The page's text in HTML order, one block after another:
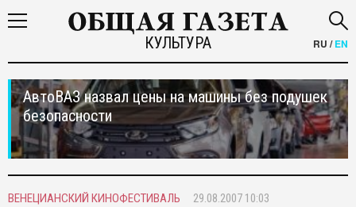
КУЛЬТУРА RU /EN
АвтоВАЗ назвал цены на машины без подушек
безопасности
ВЕНЕЦИАНСКИЙ КИНОФЕСТИВАЛЬ 29.08.2007 10:03